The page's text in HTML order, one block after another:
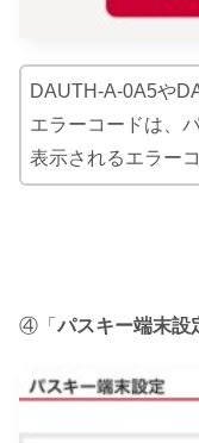
DAUTH-A-0A5や
エラーコードは、
表示されるエラー
④「 パスキー端末設